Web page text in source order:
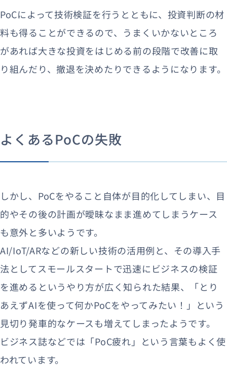
PoCによって技術検証を行うとともに、投資判断の材
料も得ることができるので、うまくいかないところ
があれば大きな投資をはじめる前の段階で改善に取
り組んだり、撤退を決めたりできるようになります。
よくあるPoCの失敗
しかし、PoCをやること自体が目的化してしまい、目
的やその後の計画が曖昧なまま進めてしまうケース
も意外と多いようです。
AI/IoT/ARなどの新しい技術の活用例と、その導入手
法としてスモールスタートで迅速にビジネスの検証
を進めるというやり方が広く知られた結果、「とり
あえずAIを使って何かPoCをやってみたい！」という
見切り発車的なケースも増えてしまったようです。
ビジネス誌などでは「PoC疲れ」という言葉もよく使
われています。